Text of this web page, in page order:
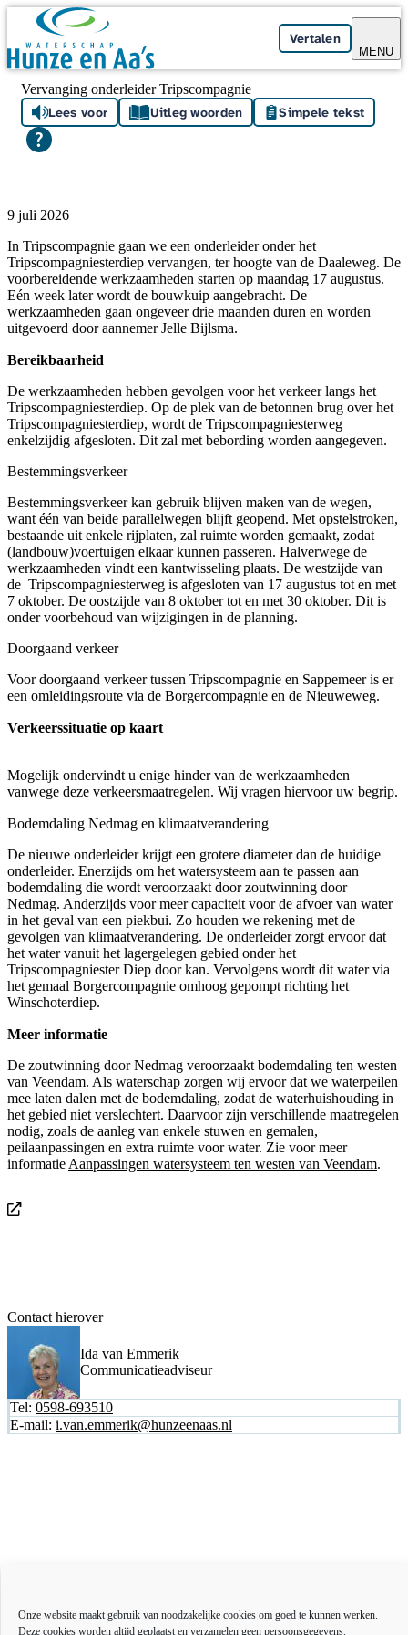
Onze website maakt gebruik van noodzakelijke cookies om goed te kunnen werken.
Deze cookies worden altijd geplaatst en verzamelen geen persoonsgegevens.
Skip navigation
Vertalen
MENU
Vervanging onderleider Tripscompagnie
Lees voor Uitleg woorden Simpele tekst
9 juli 2026
In Tripscompagnie gaan we een onderleider onder het
Tripscompagniesterdiep vervangen, ter hoogte van de Daaleweg. De
voorbereidende werkzaamheden starten op maandag 17 augustus.
Eén week later wordt de bouwkuip aangebracht. De
werkzaamheden gaan ongeveer drie maanden duren en worden
uitgevoerd door aannemer Jelle Bijlsma.
Bereikbaarheid
De werkzaamheden hebben gevolgen voor het verkeer langs het
Tripscompagniesterdiep. Op de plek van de betonnen brug over het
Tripscompagniesterdiep, wordt de Tripscompagniesterweg
enkelzijdig afgesloten. Dit zal met bebording worden aangegeven.
Bestemmingsverkeer
Bestemmingsverkeer kan gebruik blijven maken van de wegen,
want één van beide parallelwegen blijft geopend. Met opstelstroken,
bestaande uit enkele rijplaten, zal ruimte worden gemaakt, zodat
(landbouw)voertuigen elkaar kunnen passeren. Halverwege de
werkzaamheden vindt een kantwisseling plaats. De westzijde van
de Tripscompagniesterweg is afgesloten van 17 augustus tot en met
7 oktober. De oostzijde van 8 oktober tot en met 30 oktober. Dit is
onder voorbehoud van wijzigingen in de planning.
Doorgaand verkeer
Voor doorgaand verkeer tussen Tripscompagnie en Sappemeer is er
een omleidingsroute via de Borgercompagnie en de Nieuweweg.
Verkeerssituatie op kaart
Mogelijk ondervindt u enige hinder van de werkzaamheden
vanwege deze verkeersmaatregelen. Wij vragen hiervoor uw begrip.
Bodemdaling Nedmag en klimaatverandering
De nieuwe onderleider krijgt een grotere diameter dan de huidige
onderleider. Enerzijds om het watersysteem aan te passen aan
bodemdaling die wordt veroorzaakt door zoutwinning door
Nedmag. Anderzijds voor meer capaciteit voor de afvoer van water
in het geval van een piekbui. Zo houden we rekening met de
gevolgen van klimaatverandering. De onderleider zorgt ervoor dat
het water vanuit het lagergelegen gebied onder het
Tripscompagniester Diep door kan. Vervolgens wordt dit water via
het gemaal Borgercompagnie omhoog gepompt richting het
Winschoterdiep.
Meer informatie
De zoutwinning door Nedmag veroorzaakt bodemdaling ten westen
van Veendam. Als waterschap zorgen wij ervoor dat we waterpeilen
mee laten dalen met de bodemdaling, zodat de waterhuishouding in
het gebied niet verslechtert. Daarvoor zijn verschillende maatregelen
nodig, zoals de aanleg van enkele stuwen en gemalen,
peilaanpassingen en extra ruimte voor water. Zie voor meer
informatie Aanpassingen watersysteem ten westen van Veendam.
Contact hierover
Ida van Emmerik
Communicatieadviseur
Tel: 0598-693510
E-mail: i.van.emmerik@hunzeenaas.nl
Bestuur en organisatie